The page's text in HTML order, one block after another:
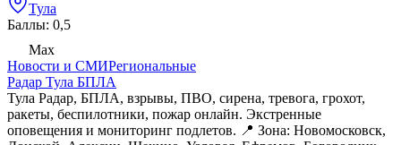
Тула
Баллы: 0,5
Max
Новости и СМИРегиональные
Радар Тула БПЛА
Тула Радар, БПЛА, взрывы, ПВО, сирена, тревога, грохот,
ракеты, беспилотники, пожар онлайн. Экстренные
оповещения и мониторинг подлетов. 📍 Зона: Новомосковск,